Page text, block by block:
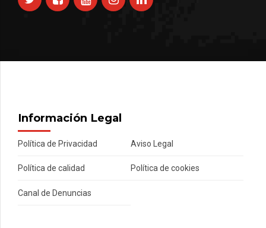
Información Legal
Política de Privacidad Aviso Legal
Política de calidad Política de cookies
Canal de Denuncias